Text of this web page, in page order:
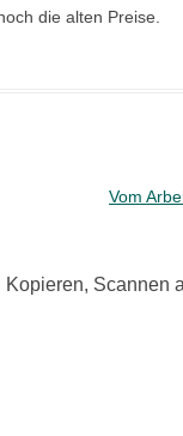
die alten Preise.
Vom
Scannen